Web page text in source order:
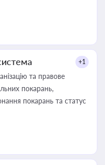
+1
та правове
покарань,
покарань та статус